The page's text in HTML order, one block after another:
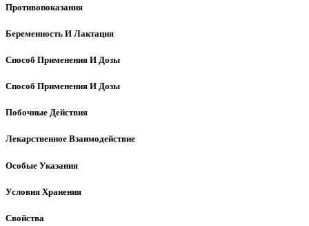
Противопоказания
Беременность И Лактация
Способ Применения И Дозы
Способ Применения И Дозы
Побочные Действия
Лекарственное Взаимодействие
Особые Указания
Условия Хранения
Свойства